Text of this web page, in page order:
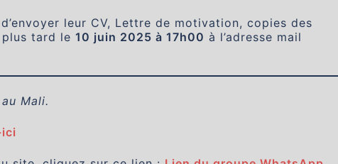
leur CV, Lettre de motivation, copies des
tard le 10 juin 2025 à 17h00 à l’adresse mail
Mali.